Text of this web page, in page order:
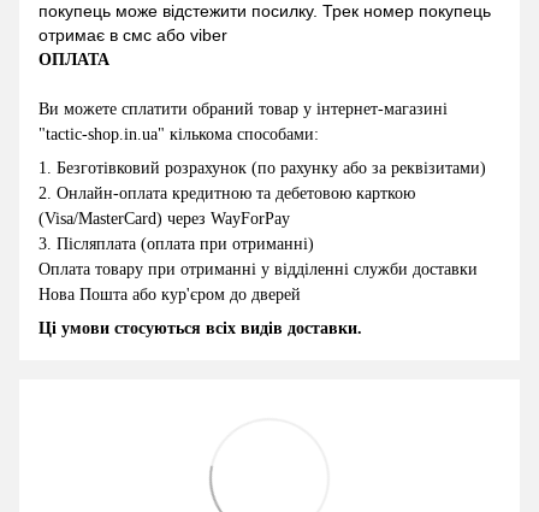
покупець може відстежити посилку. Трек номер покупець
отримає в смс або viber
ОПЛАТА
Ви можете сплатити обраний товар у інтернет-магазині
"tactic-shop.in.ua" кількома способами:
1. Безготівковий розрахунок (по рахунку або за реквізитами)
2. Онлайн-оплата кредитною та дебетовою карткою
(Visa/MasterCard) через WayForPay
3. Післяплата (оплата при отриманні)
Оплата товару при отриманні у відділенні служби доставки
Нова Пошта або кур'єром до дверей
Ці умови стосуються всіх видів доставки.